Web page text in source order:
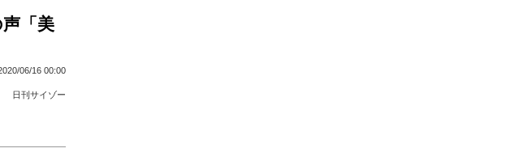
「美
06/16 00:00
日刊サイゾー